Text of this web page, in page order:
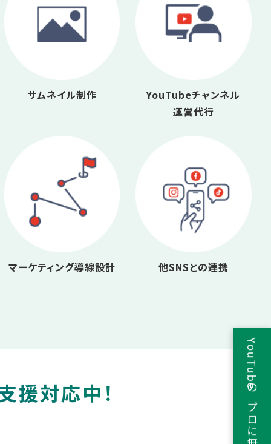
サムネイル制作
YouTubeチャンネル
運営代行
マーケティング導線設計 他SNSとの連携
対応中！ YouTubeのプロに無料相談